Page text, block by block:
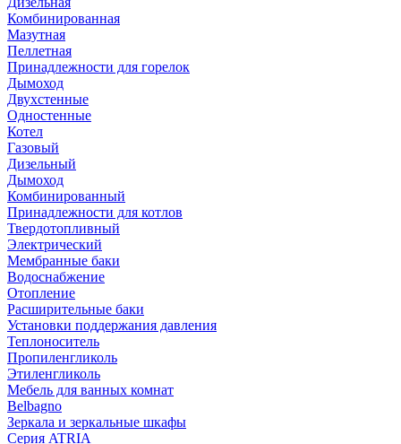
Комбинированная
Мазутная
Пеллетная
Принадлежности для горелок
Дымоход
Двухстенные
Одностенные
Котел
Газовый
Дизельный
Дымоход
Комбинированный
Принадлежности для котлов
Твердотопливный
Электрический
Мембранные баки
Водоснабжение
Отопление
Расширительные баки
Установки поддержания давления
Теплоноситель
Пропиленгликоль
Этиленгликоль
Мебель для ванных комнат
Belbagno
Зеркала и зеркальные шкафы
Серия ATRIA